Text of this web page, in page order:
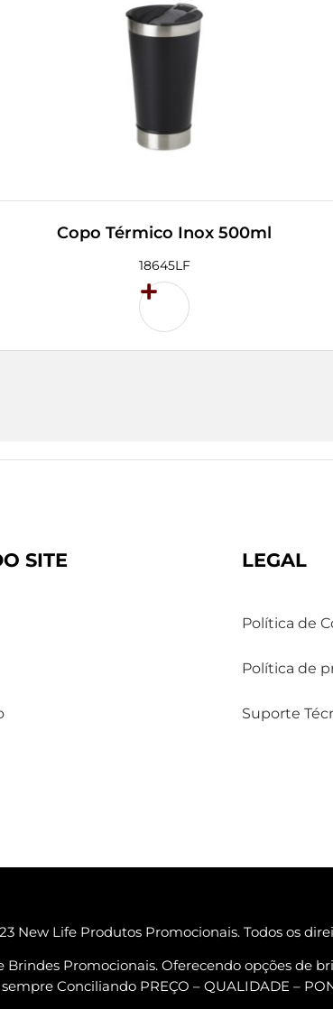
Copo Térmico Inox 500ml
18645LF
SITE LEGAL
Política de
Política de
Suporte
New Life Produtos Promocionais. Todos os
Promocionais. Oferecendo opções de
Conciliando PREÇO – QUALIDADE –